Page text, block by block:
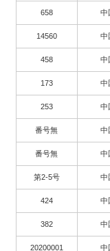
658 中
14560 中
458 中
173 中
253 中
番号無 中
番号無 中
第2-5号 中
424 中
382 中
20200001 中